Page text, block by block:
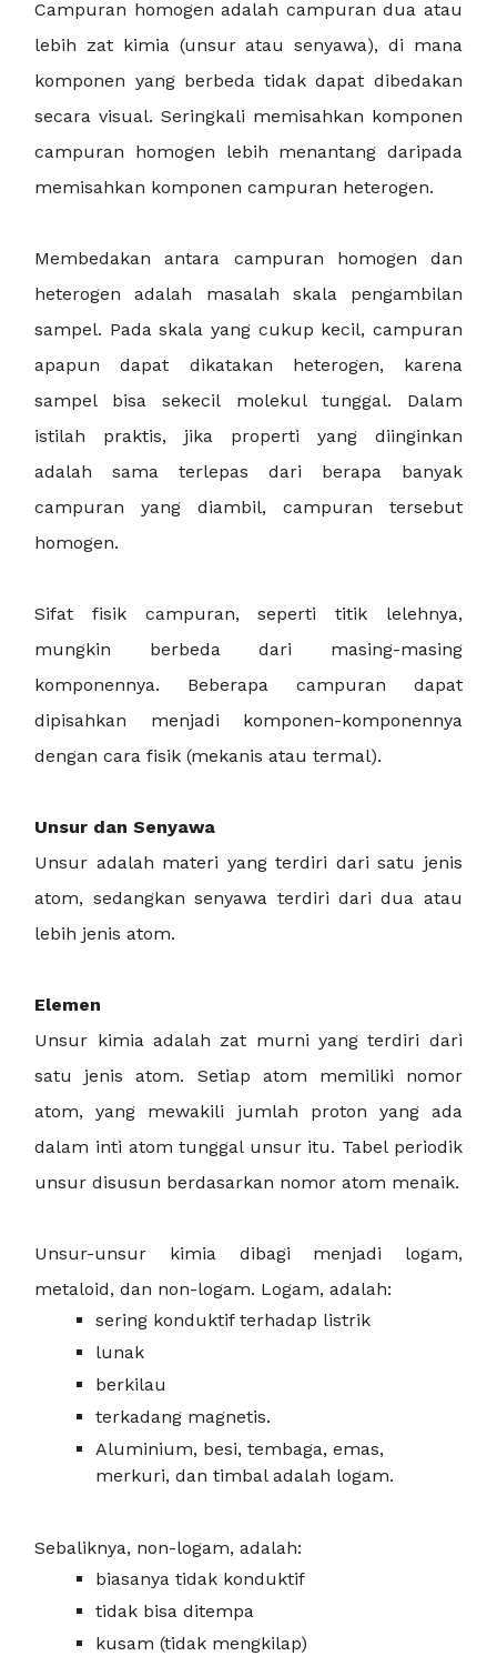
Campuran homogen adalah campuran dua atau
lebih zat kimia (unsur atau senyawa), di mana
komponen yang berbeda tidak dapat dibedakan
secara visual. Seringkali memisahkan komponen
campuran homogen lebih menantang daripada
memisahkan komponen campuran heterogen.
Membedakan antara campuran homogen dan
heterogen adalah masalah skala pengambilan
sampel. Pada skala yang cukup kecil, campuran
apapun dapat dikatakan heterogen, karena
sampel bisa sekecil molekul tunggal. Dalam
istilah praktis, jika properti yang diinginkan
adalah sama terlepas dari berapa banyak
campuran yang diambil, campuran tersebut
homogen.
Sifat fisik campuran, seperti titik lelehnya,
mungkin berbeda dari masing-masing
komponennya. Beberapa campuran dapat
dipisahkan menjadi komponen-komponennya
dengan cara fisik (mekanis atau termal).
Unsur dan Senyawa
Unsur adalah materi yang terdiri dari satu jenis
atom, sedangkan senyawa terdiri dari dua atau
lebih jenis atom.
Elemen
Unsur kimia adalah zat murni yang terdiri dari
satu jenis atom. Setiap atom memiliki nomor
atom, yang mewakili jumlah proton yang ada
dalam inti atom tunggal unsur itu. Tabel periodik
unsur disusun berdasarkan nomor atom menaik.
Unsur-unsur kimia dibagi menjadi logam,
metaloid, dan non-logam. Logam, adalah:
sering konduktif terhadap listrik
lunak
berkilau
terkadang magnetis.
Aluminium, besi, tembaga, emas,
merkuri, dan timbal adalah logam.
Sebaliknya, non-logam, adalah:
biasanya tidak konduktif
tidak bisa ditempa
kusam (tidak mengkilap)